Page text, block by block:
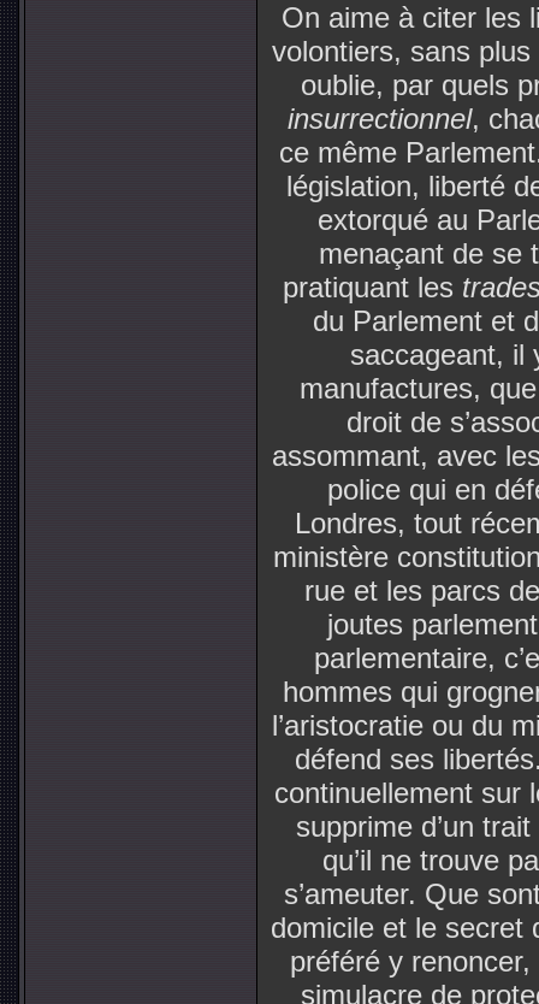
On aime à citer les
volontiers, sans
oublie, par quels
insurrectionnel,
ce même
législation, liberté
extorqué au
menaçant de se
pratiquant les
du Parlement et
saccageant, il
manufactures,
droit de
assommant, avec
police qui en
Londres, tout
ministère
rue et les parcs
joutes
parlementaire,
hommes qui
l’aristocratie ou du
défend ses
continuellement sur
supprime d’un
qu’il ne trouve
s’ameuter. Que
domicile et le secret
préféré y
simulacre de